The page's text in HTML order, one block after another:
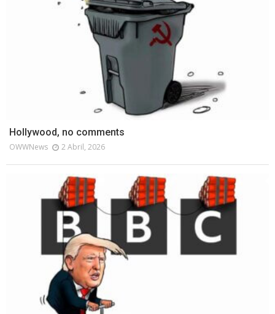
Hollywood, no comments
OWWNews 2 Abril, 2026